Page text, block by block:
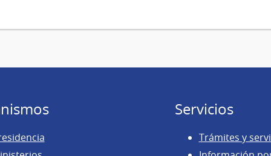
Servicios
Trámites y